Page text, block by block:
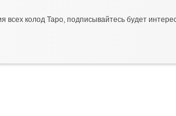
всех колод Таро, подписывайтесь будет